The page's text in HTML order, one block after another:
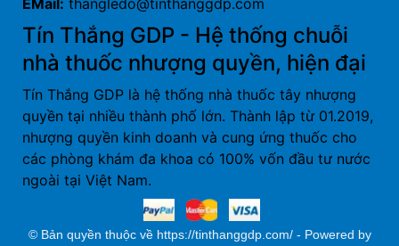
EMail: thangledo@tinthanggdp.com
Tín Thắng GDP - Hệ thống chuỗi
nhà thuốc nhượng quyền, hiện đại
Tín Thắng GDP là hệ thống nhà thuốc tây nhượng
quyền tại nhiều thành phố lớn. Thành lập từ 01.2019,
nhượng quyền kinh doanh và cung ứng thuốc cho
các phòng khám đa khoa có 100% vốn đầu tư nước
ngoài tại Việt Nam.
© Bản quyền thuộc về https://tinthanggdp.com/ - Powered by